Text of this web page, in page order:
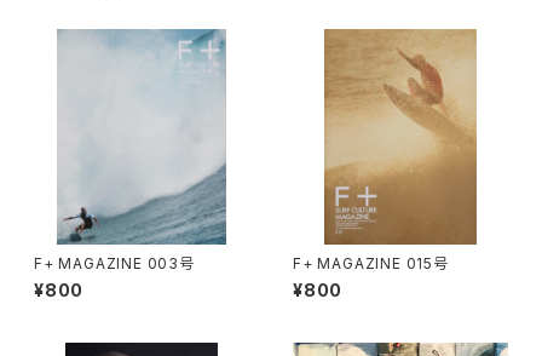
F+ MAGAZINE 003号
¥800
F+ MAGAZINE 015号
¥800